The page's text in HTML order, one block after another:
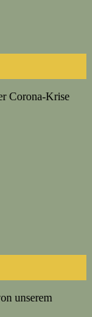
Corona-Krise
unserem